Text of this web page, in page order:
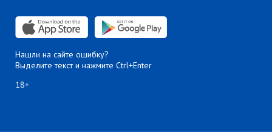
Нашли на сайте ошибку?
Выделите текст и нажмите Ctrl+Enter
18+